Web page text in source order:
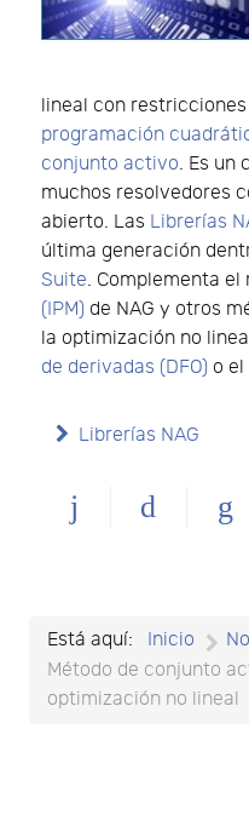
lineal con
programación
conjunto activo. Es un
muchos resolvedores
abierto. Las Librerías
última generación
Suite. Complementa el
(IPM) de NAG y otros
la optimización no
de derivadas (DFO) o el
Librerías NAG
Está aquí: Inicio
Método de conjunto
optimización no lineal